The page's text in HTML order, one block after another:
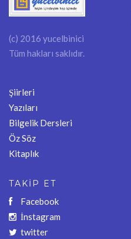
(c) 2016 yucelbinici
Tüm hakları saklıdır.
Şiirleri
Yazıları
Bilgelik Dersleri
Öz Söz
Kitaplık
TAKİP ET
Facebook
İnstagram
twitter